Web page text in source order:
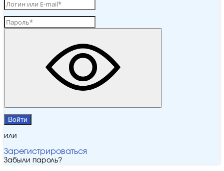
Войти
или
Зарегистрироваться
Забыли пароль?